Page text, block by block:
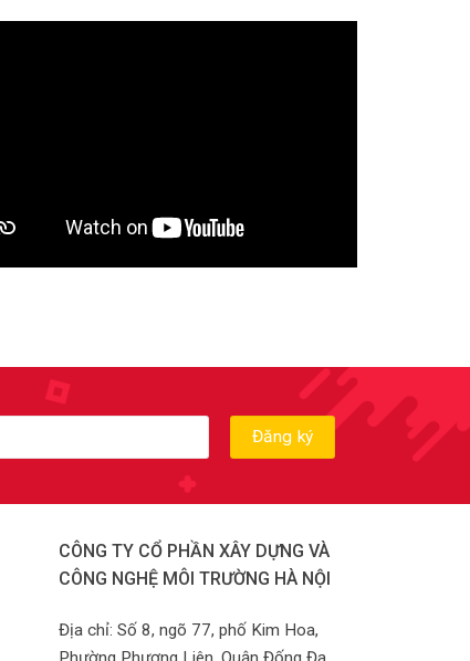
CÔNG TY CỔ PHẦN XÂY DỰNG VÀ
CÔNG NGHỆ MÔI TRƯỜNG HÀ NỘI
Địa chỉ: Số 8, ngõ 77, phố Kim Hoa,